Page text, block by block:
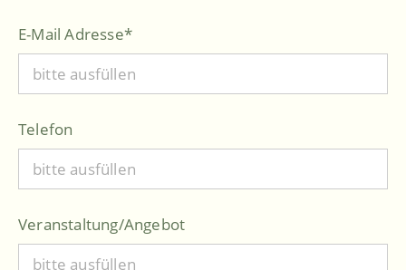
E-Mail Adresse*
Telefon
Veranstaltung/Angebot